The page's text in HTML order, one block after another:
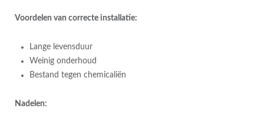
Voordelen van correcte installatie:
Lange levensduur
Weinig onderhoud
Bestand tegen chemicaliën
Nadelen: